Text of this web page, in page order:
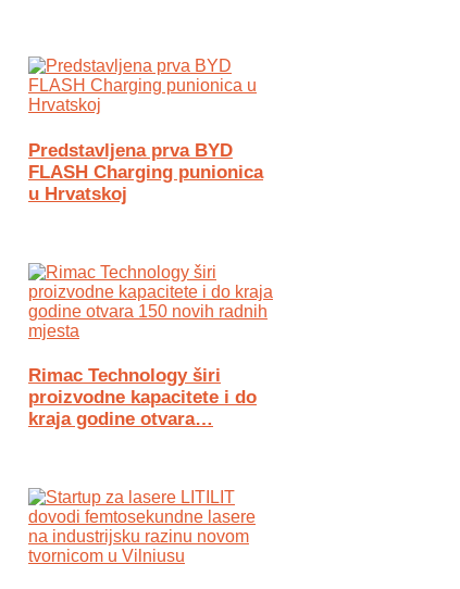
Predstavljena prva BYD
FLASH Charging punionica
u Hrvatskoj
Rimac Technology širi
proizvodne kapacitete i do
kraja godine otvara…